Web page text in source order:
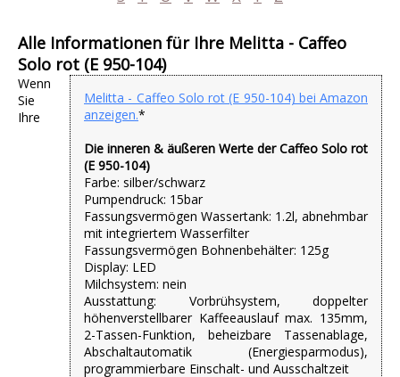
Alle Informationen für Ihre Melitta - Caffeo
Solo rot (E 950-104)
Melitta - Caffeo Solo rot (E 950-104) bei Amazon
anzeigen.*
Die inneren & äußeren Werte der Caffeo Solo rot
(E 950-104)
Farbe: silber/​schwarz
Pumpendruck: 15bar
Fassungsvermögen Wassertank: 1.2l, abnehmbar
mit integriertem Wasserfilter
Fassungsvermögen Bohnenbehälter: 125g
Display: LED
Milchsystem: nein
Ausstattung: Vorbrühsystem, doppelter
höhenverstellbarer Kaffeeauslauf max. 135mm,
2-Tassen-Funktion, beheizbare Tassenablage,
Abschaltautomatik (Energiesparmodus),
programmierbare Einschalt- und Ausschaltzeit
Wenn
Sie
Ihre